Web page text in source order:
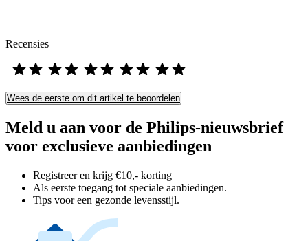
Recensies
Wees de eerste om dit artikel te beoordelen
Meld u aan voor de Philips-nieuwsbrief
voor exclusieve aanbiedingen
Registreer en krijg €10,- korting
Als eerste toegang tot speciale aanbiedingen.
Tips voor een gezonde levensstijl.